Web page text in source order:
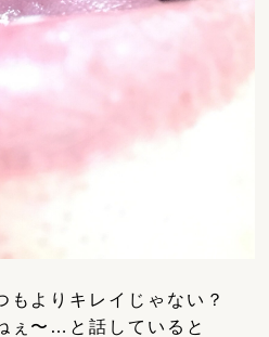
もよりキレイじゃない？
ぇ〜…と話していると